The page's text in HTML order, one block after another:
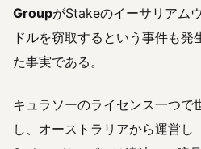
GroupがStakeのイーサリアム
ドルを窃取するという事件も発
た事実である。
キュラソーのライセンス一つで
し、オーストラリアから運営し